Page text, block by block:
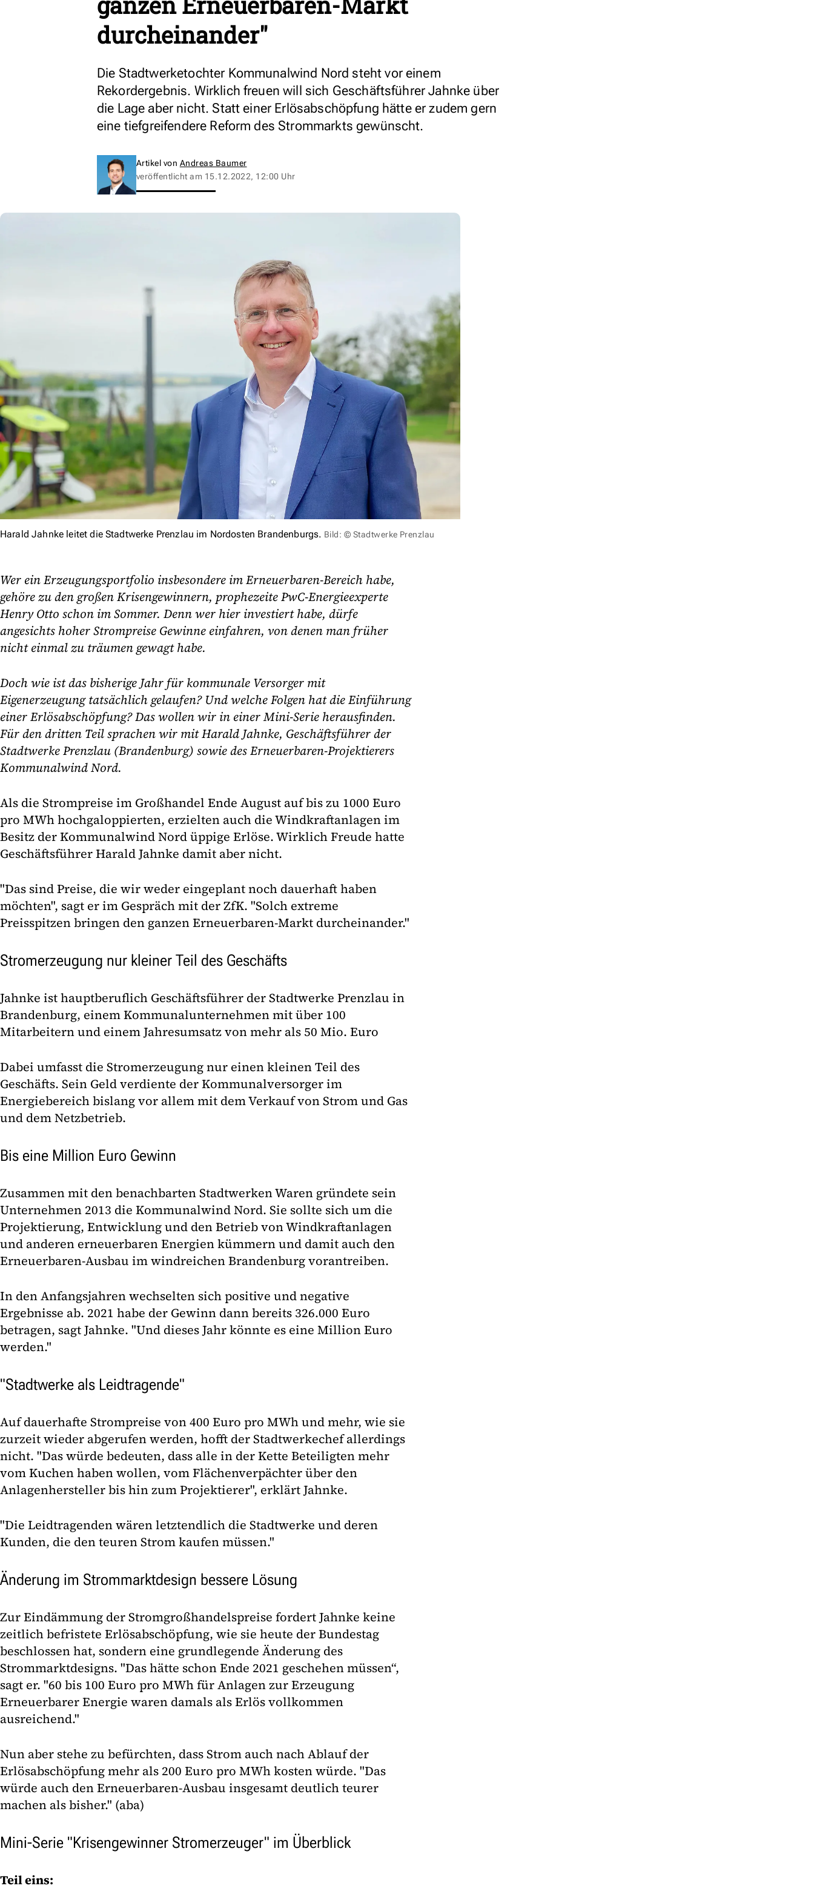
durcheinander"
Die Stadtwerketochter Kommunalwind Nord steht vor einem
Rekordergebnis. Wirklich freuen will sich Geschäftsführer Jahnke über
die Lage aber nicht. Statt einer Erlösabschöpfung hätte er zudem gern
eine tiefgreifendere Reform des Strommarkts gewünscht.
Artikel von Andreas Baumer
veröffentlicht am 15.12.2022, 12:00 Uhr
Harald Jahnke leitet die Stadtwerke Prenzlau im Nordosten Brandenburgs. Bild: © Stadtwerke Prenzlau
Wer ein Erzeugungsportfolio insbesondere im Erneuerbaren-Bereich habe,
gehöre zu den großen Krisengewinnern, prophezeite PwC-Energieexperte
Henry Otto schon im Sommer. Denn wer hier investiert habe, dürfe
angesichts hoher Strompreise Gewinne einfahren, von denen man früher
nicht einmal zu träumen gewagt habe.
Doch wie ist das bisherige Jahr für kommunale Versorger mit
Eigenerzeugung tatsächlich gelaufen? Und welche Folgen hat die Einführung
einer Erlösabschöpfung? Das wollen wir in einer Mini-Serie herausfinden.
Für den dritten Teil sprachen wir mit Harald Jahnke, Geschäftsführer der
Stadtwerke Prenzlau (Brandenburg) sowie des Erneuerbaren-Projektierers
Kommunalwind Nord.
Als die Strompreise im Großhandel Ende August auf bis zu 1000 Euro
pro MWh hochgaloppierten, erzielten auch die Windkraftanlagen im
Besitz der Kommunalwind Nord üppige Erlöse. Wirklich Freude hatte
Geschäftsführer Harald Jahnke damit aber nicht.
"Das sind Preise, die wir weder eingeplant noch dauerhaft haben
möchten", sagt er im Gespräch mit der ZfK. "Solch extreme
Preisspitzen bringen den ganzen Erneuerbaren-Markt durcheinander."
Stromerzeugung nur kleiner Teil des Geschäfts
Jahnke ist hauptberuflich Geschäftsführer der Stadtwerke Prenzlau in
Brandenburg, einem Kommunalunternehmen mit über 100
Mitarbeitern und einem Jahresumsatz von mehr als 50 Mio. Euro
Dabei umfasst die Stromerzeugung nur einen kleinen Teil des
Geschäfts. Sein Geld verdiente der Kommunalversorger im
Energiebereich bislang vor allem mit dem Verkauf von Strom und Gas
und dem Netzbetrieb.
Bis eine Million Euro Gewinn
Zusammen mit den benachbarten Stadtwerken Waren gründete sein
Unternehmen 2013 die Kommunalwind Nord. Sie sollte sich um die
Projektierung, Entwicklung und den Betrieb von Windkraftanlagen
und anderen erneuerbaren Energien kümmern und damit auch den
Erneuerbaren-Ausbau im windreichen Brandenburg vorantreiben.
In den Anfangsjahren wechselten sich positive und negative
Ergebnisse ab. 2021 habe der Gewinn dann bereits 326.000 Euro
betragen, sagt Jahnke. "Und dieses Jahr könnte es eine Million Euro
werden."
"Stadtwerke als Leidtragende"
Auf dauerhafte Strompreise von 400 Euro pro MWh und mehr, wie sie
zurzeit wieder abgerufen werden, hofft der Stadtwerkechef allerdings
nicht. "Das würde bedeuten, dass alle in der Kette Beteiligten mehr
vom Kuchen haben wollen, vom Flächenverpächter über den
Anlagenhersteller bis hin zum Projektierer", erklärt Jahnke.
"Die Leidtragenden wären letztendlich die Stadtwerke und deren
Kunden, die den teuren Strom kaufen müssen."
Änderung im Strommarktdesign bessere Lösung
Zur Eindämmung der Stromgroßhandelspreise fordert Jahnke keine
zeitlich befristete Erlösabschöpfung, wie sie heute der Bundestag
beschlossen hat, sondern eine grundlegende Änderung des
Strommarktdesigns. "Das hätte schon Ende 2021 geschehen müssen“,
sagt er. "60 bis 100 Euro pro MWh für Anlagen zur Erzeugung
Erneuerbarer Energie waren damals als Erlös vollkommen
ausreichend."
Nun aber stehe zu befürchten, dass Strom auch nach Ablauf der
Erlösabschöpfung mehr als 200 Euro pro MWh kosten würde. "Das
würde auch den Erneuerbaren-Ausbau insgesamt deutlich teurer
machen als bisher." (aba)
Mini-Serie "Krisengewinner Stromerzeuger" im Überblick
Teil eins: